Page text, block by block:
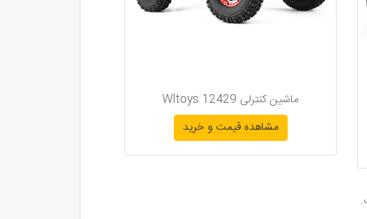
ماشین کنترلی Wltoys 12429
مشاهده قیمت و خرید
Previous